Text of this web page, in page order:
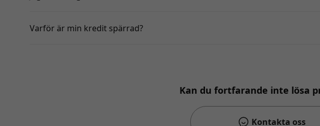
Varför är min kredit spärrad?
Kan du fortfarande inte lösa
Kontakta oss